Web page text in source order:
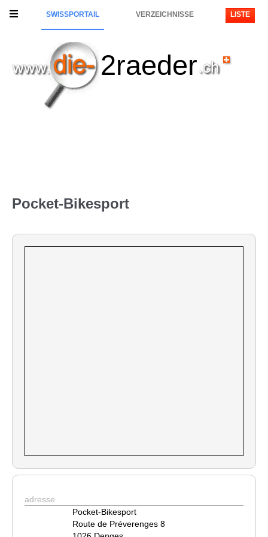
SWISSPORTAIL VERZEICHNISSE LISTE
2raeder
Pocket-Bikesport
adresse
Pocket-Bikesport
Route de Préverenges 8